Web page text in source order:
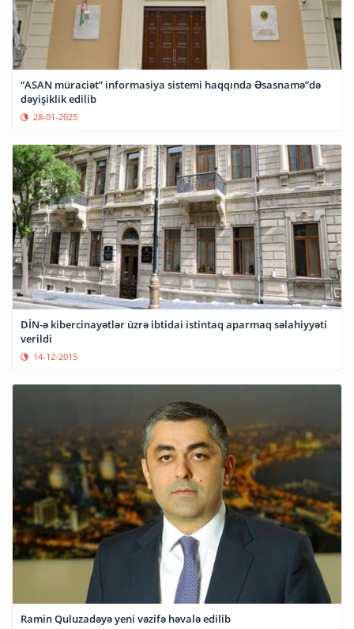
“ASAN müraciət” informasiya sistemi haqqında Əsasnamə”də
dəyişiklik edilib
28-01-2025
DİN-ə kibercinayətlər üzrə ibtidai istintaq aparmaq səlahiyyəti
verildi
14-12-2015
Ramin Quluzadəyə yeni vəzifə həvalə edilib